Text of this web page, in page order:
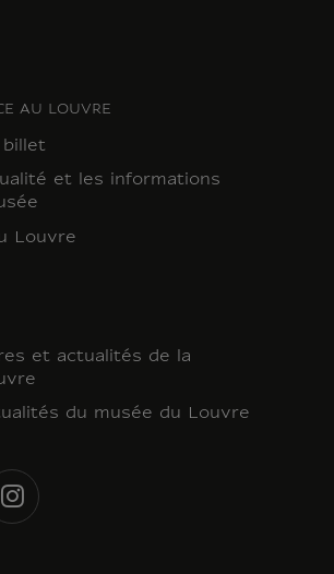
AU LOUVRE
billet
et les informations
Louvre
et actualités de la
du musée du Louvre